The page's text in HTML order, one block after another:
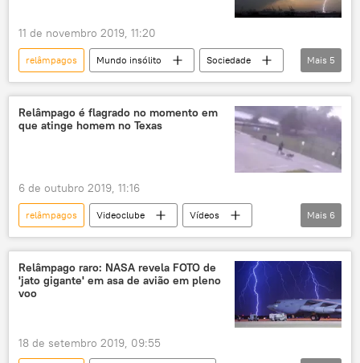
11 de novembro 2019, 11:20
relâmpagos Mundo insólito
Sociedade
Notícias
Uganda
raio
descarga elétrica
funeral
Mais 5
Relâmpago é flagrado no momento em
que atinge homem no Texas
6 de outubro 2019, 11:16
relâmpagos Videoclube
Vídeos
Multimídia
raio
raios
homem
cães feridos
Mais 6
Relâmpago raro: NASA revela FOTO de
'jato gigante' em asa de avião em pleno
voo
18 de setembro 2019, 09:55